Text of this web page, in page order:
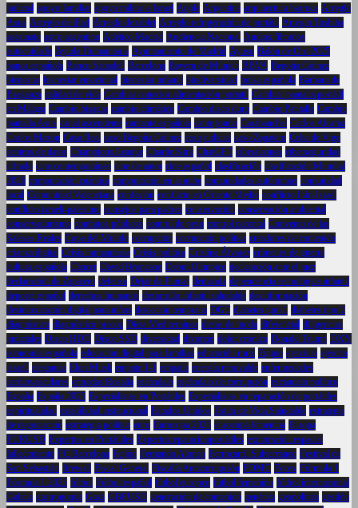
judicial apoyo familiar apoyo militar a Israel Apple Argentina arquitectura barroca Arreglo
Asus Arreglo de iPad Arreglo de tablet Arreglo refrigeración de portátil Arreglo Toshiba
asesinato astro argentino Atlético Madrid Audiencia Nacional Audios filtrados
autocuidado Ayuda Humanitaria Ayuntamiento de Madrid Ayuso Balón de Oro 2025
banca española Banco Sabadell Barcelona Bayern de Múnich BBVA Begoña Gómez
bienestar bienestar emocional bienestar infantil biodiversidad bolsa española Bárbara de
Braganza calidad de vida Cambiar conector alimentación portatil Cambiar pantalla portátil
en Málaga Cambio bisagra cambio climático Cambio disco duro Cambio Pantalla Cambio
pantalla Asus canal ascendente cantante española cante jondo Carabanchel Carlos Alcaraz
Carlos Mazón Casa Real caso Begoña Gómez caso judicial caso Zapatero Celta de Vigo
centros de datos Champions League Charlie Kirk ChatGPT ciberataques ciberseguridad
cifrado cine contemporáneo cine de autor cine español clasificación clasificación Mundial
2026 computación cuántica computación en la nube comunidades autónomas comunidad
local Comunidad Valenciana confesión conflicto en Oriente Medio conflicto Irán-Israel
conflicto israelí-palestino consejos para padres conservación conservación ambiental
conservadurismo contratos públicos control de peso control parental Convento de las
Salesas Reales Copa del Mundo corrupción corrupción política creadores de contenido
crianza digital Crisis humanitaria Crisis política Cristina Álvarez crímenes de guerra
cultura española Cáncer David Broncano Debut Olímpico declaración ante el juez
declaración de Zapatero defensa Dejar de Fumar demanda dependencia tecnológica infantil
deporte español derechos humanos desarrollo infantil saludable desinformación
desintoxicación digital para niños detección temprana DGT diabetes tipo 1 diabetes tipo 2
diagnóstico diagnóstico precoz Dieta Mediterránea dietas de moda diferencial diligencias
judiciales Disco HDD Disco SSD diversidad divorcio dolor crónico Donald Trump DXY
economía española educación digital para familias educación rural Egipto ejercicio ejército
israelí elegancia Elon Musk empate 1-1 empatía energía renovable enfermedades
cardiovasculares entradas Rosalía escándalo escándalo de corrupción escándalo político
España España 2025 Especialistas en Portátiles Especialistas en reparación de portátiles
espiritualidad estabilidad institucional Estados Unidos Estilo de Vida Saludable estrategia
de negociación estrategia política euro Eurocopa 2025 eurocopa femenina Europa
EURUSD Expertos en Portátliles Expertosreparacionportátiles exploración espacial
fallecimiento FC Barcelona Feijóo Fernando Alonso Ferrocarril Subterráneo Festival de
San Sebastián firewall Fiscal General Fiscalía Anticorrupción FOMC Forex Fórmula 1
Fórmula 1 2025 fútbol Fútbol español fútbol europeo fútbol femenino fútbol internacional
Galicia gastronomía Gaza GBPUSD generación de contenido genética geopolítica gestión